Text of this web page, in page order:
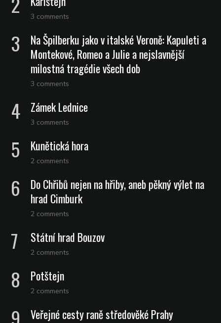
3 comments
Na Špilberku jako v italské Veroně: Kapuleti a
Montekové, Romeo a Julie a nejslavnější
milostná tragédie všech dob
3 comments
Zámek Lednice
3 comments
Kunětická hora
2 comments
Do Chřibů nejen na hřiby, aneb pěkný výlet na
hrad Cimburk
2 comments
Státní hrad Bouzov
2 comments
Potštejn
2 comments
Veřejné cesty raně středověké Prahy